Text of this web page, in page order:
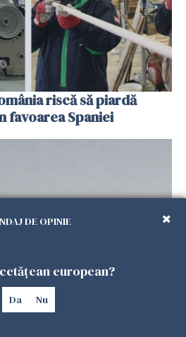
riscă să piardă
favoarea Spaniei
de clanul „Muti”
DE OPINIE
european?
Da Nu